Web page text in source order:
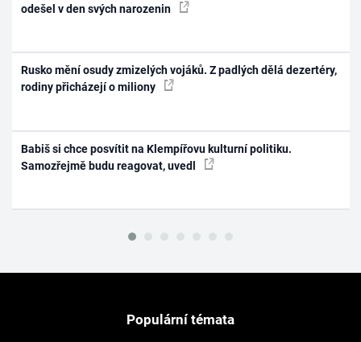
odešel v den svých narozenin
Rusko mění osudy zmizelých vojáků. Z padlých dělá dezertéry,
rodiny přicházejí o miliony
Babiš si chce posvítit na Klempířovu kulturní politiku.
Samozřejmě budu reagovat, uvedl
Populární témata